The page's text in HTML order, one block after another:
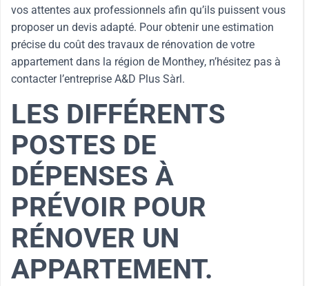
vos attentes aux professionnels afin qu’ils puissent vous
proposer un devis adapté. Pour obtenir une estimation
précise du coût des travaux de rénovation de votre
appartement dans la région de Monthey, n’hésitez pas à
contacter l’entreprise A&D Plus Sàrl.
LES DIFFÉRENTS
POSTES DE
DÉPENSES À
PRÉVOIR POUR
RÉNOVER UN
APPARTEMENT.